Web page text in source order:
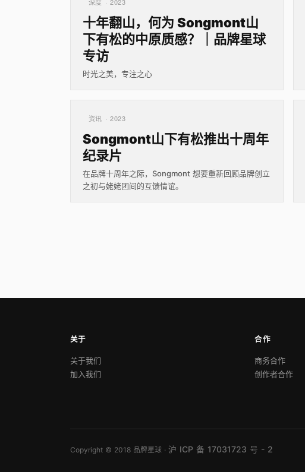
十年翻山，何为 Songmont山
下有松的中原质感？｜品牌星球
专访
时光之美，专注之心
资讯 · 2023
Songmont山下有松推出十周年
纪录片
在品牌十周年之际，Songmont 想要重新回顾品牌创立
之初与姥姥团间的互馈情谊。
关于
关于我们
加入我们
合作
商务合作
创作者合作
Copyright © 2018 品牌星球 · 沪 ICP 备 17031723 号 - 2